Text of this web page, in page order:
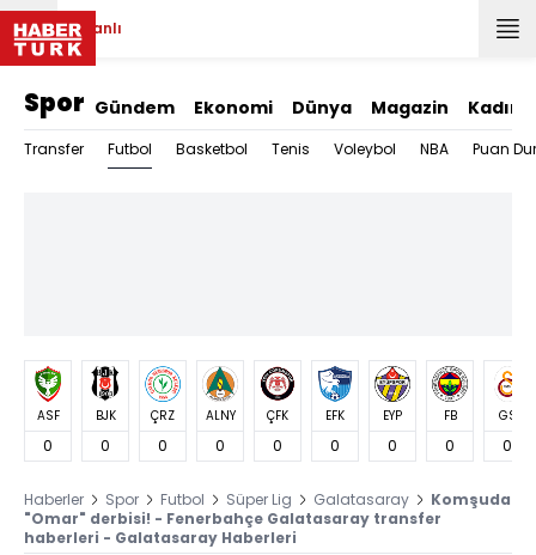
Canlı
Spor Gündem Ekonomi Dünya Magazin Kadın
Transfer Futbol Basketbol Tenis Voleybol NBA Puan
ASF
0
BJK
0
ÇRZ
0
ALNY
0
ÇFK
0
EFK
0
EYP
0
FB
0
GS
0
Haberler Spor Futbol Süper Lig Galatasaray
Komşuda
"Omar" derbisi! - Fenerbahçe Galatasaray transfer
haberleri - Galatasaray Haberleri